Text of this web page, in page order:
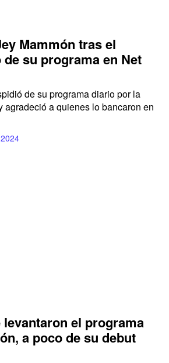
Mammón tras el
su programa en Net
de su programa diario por la
agradeció a quienes lo bancaron en
el programa
a poco de su debut